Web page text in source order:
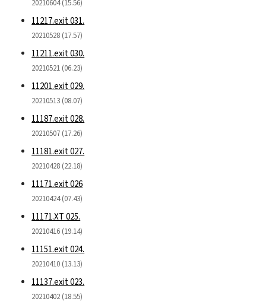
20210604 (15.56)
11217.exit 031.
20210528 (17.57)
11211.exit 030.
20210521 (06.23)
11201.exit 029.
20210513 (08.07)
11187.exit 028.
20210507 (17.26)
11181.exit 027.
20210428 (22.18)
11171.exit 026
20210424 (07.43)
11171.XT 025.
20210416 (19.14)
11151.exit 024.
20210410 (13.13)
11137.exit 023.
20210402 (18.55)